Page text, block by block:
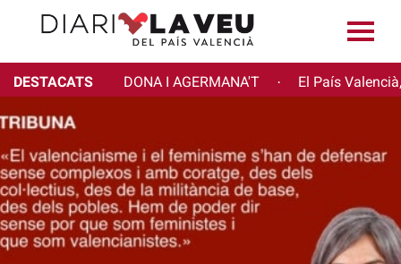
DESTACATS DONA I AGERMANA'T · El País